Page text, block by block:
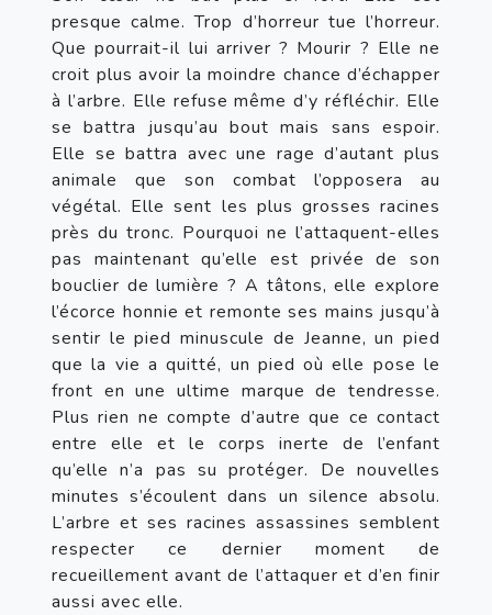
presque calme. Trop d’horreur tue l’horreur.
Que pourrait-il lui arriver ? Mourir ? Elle ne
croit plus avoir la moindre chance d’échapper
à l’arbre. Elle refuse même d’y réfléchir. Elle
se battra jusqu’au bout mais sans espoir.
Elle se battra avec une rage d’autant plus
animale que son combat l’opposera au
végétal. Elle sent les plus grosses racines
près du tronc. Pourquoi ne l’attaquent-elles
pas maintenant qu’elle est privée de son
bouclier de lumière ? A tâtons, elle explore
l’écorce honnie et remonte ses mains jusqu’à
sentir le pied minuscule de Jeanne, un pied
que la vie a quitté, un pied où elle pose le
front en une ultime marque de tendresse.
Plus rien ne compte d’autre que ce contact
entre elle et le corps inerte de l’enfant
qu’elle n’a pas su protéger. De nouvelles
minutes s’écoulent dans un silence absolu.
L’arbre et ses racines assassines semblent
respecter ce dernier moment de
recueillement avant de l’attaquer et d’en finir
aussi avec elle.